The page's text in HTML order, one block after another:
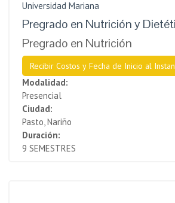
Universidad Mariana
Pregrado en Nutrición y
Pregrado en Nutrición
Recibir Costos y Fecha de Inicio al
Modalidad:
Presencial
Ciudad:
Pasto, Nariño
Duración:
9 SEMESTRES